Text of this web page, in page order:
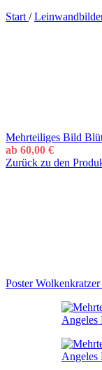
Start /
Mehrteiliges Bild
ab 60,00 €
Zurück zu den
Poster